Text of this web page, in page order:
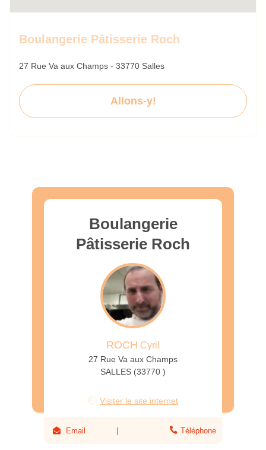
Boulangerie Pâtisserie Roch
27 Rue Va aux Champs - 33770 Salles
Allons-y!
Boulangerie
Pâtisserie Roch
ROCH Cyril
27 Rue Va aux Champs
SALLES (33770 )
Visiter le site internet
Email Téléphone